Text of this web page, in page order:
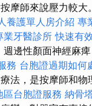
摩師來說壓力較
養護單人房介紹 專
業牙醫診所 快速有
邊性顏面神經麻
務 台胞證過期如何
法，是按摩師和
區台胞證服務 納骨